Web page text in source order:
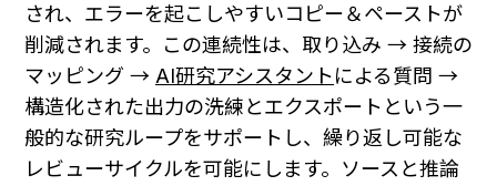
され、エラーを起こしやすいコピー＆ペーストが
削減されます。この連続性は、取り込み → 接続の
マッピング → AI研究アシスタントによる質問 →
構造化された出力の洗練とエクスポートという一
般的な研究ループをサポートし、繰り返し可能な
レビューサイクルを可能にします。ソースと推論